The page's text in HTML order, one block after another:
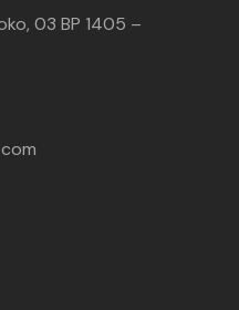
03 BP 1405 –